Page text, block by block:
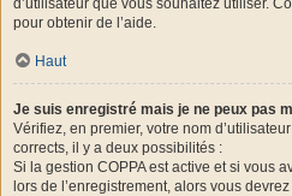
d’utilisateur que vous souhaitez utiliser.
pour obtenir de l’aide.
Haut
Je suis enregistré mais je ne peux pas
Vérifiez, en premier, votre nom
corrects, il y a deux possibilités :
Si la gestion COPPA est active et si vous
lors de l’enregistrement, alors vous